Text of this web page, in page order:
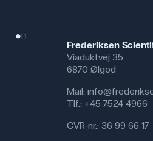
Frederiksen
Viaduktvej 35
6870 Ølgod
Mail:
Tlf.: +45 7524 4966
CVR-nr.: 36 99 66 17